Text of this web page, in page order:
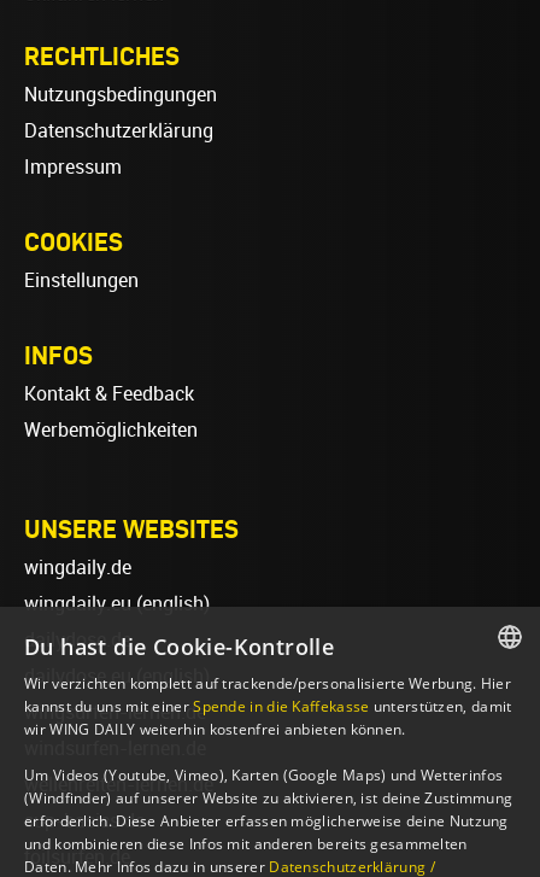
RECHTLICHES
Nutzungsbedingungen
Datenschutzerklärung
Impressum
COOKIES
Einstellungen
INFOS
Kontakt & Feedback
Werbemöglichkeiten
UNSERE WEBSITES
wingdaily.de
wingdaily.eu(english)
dailydose.de
dailydose.eu (english)
wingsurfen-lernen.de
wellenreiten-lernen.de
sup-basics.de
foilsurfen.de
GERMAN
Du hast die Cookie-Kontrolle
Wir verzichten komplett auf trackende/personalisierte Werbung. Hier
kannst du uns mit einerSpende in die Kaffekasse unterstützen, damit
wir WING DAILY weiterhin kostenfrei anbieten können.
Um Videos (Youtube, Vimeo), Karten (Google Maps) und Wetterinfos
(Windfinder) auf unserer Website zu aktivieren, ist deine Zustimmung
erforderlich. Diese Anbieter erfassen möglicherweise deine Nutzung
und kombinieren diese Infos mit anderen bereits gesammelten
Daten. Mehr Infos dazu in unserer Datenschutzerklärung /